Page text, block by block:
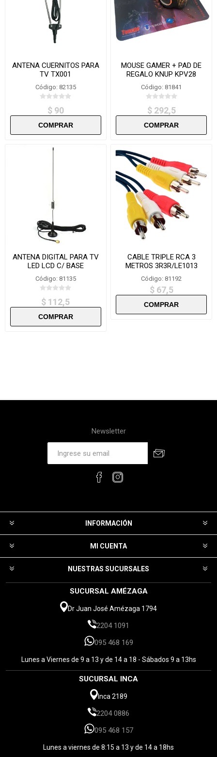
ANTENA CUERNITOS PARA
TV TX001
Código: 82135
$ 90
MOUSE GAMER + PAD DE
REGALO KNUP KPV28
Código: 81841
$ 292,5
ANTENA DIGITAL PARA TV
LED LCD C/ BASE
IMANTADA
Código: 81135
$ 112,5
CABLE TRIPLE RCA 3
METROS 3R3R/LE1013
Código: 81192
$ 67,5
Newsletter
INFORMACIÓN
MI CUENTA
NUESTRAS SUCURSALES
SUCURSAL AMÉZAGA
Dr Juan José Amézaga 1794
2204 1091
095 468 169
Lunes a Viernes de 9 a 13 y de 14 a 18 - Sábados 9 a 13hs
SUCURSAL INCA
Inca 2189
2204 0886
095 468 157
Lunes a viernes de 8:15 a 13 y de 14 a 18hs